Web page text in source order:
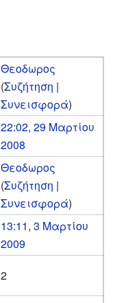
Θεοδωρος
(Συζήτηση |
Συνεισφορά)
22:02, 29 Μαρτίου
2008
Θεοδωρος
(Συζήτηση |
Συνεισφορά)
13:11, 3 Μαρτίου
2009
2